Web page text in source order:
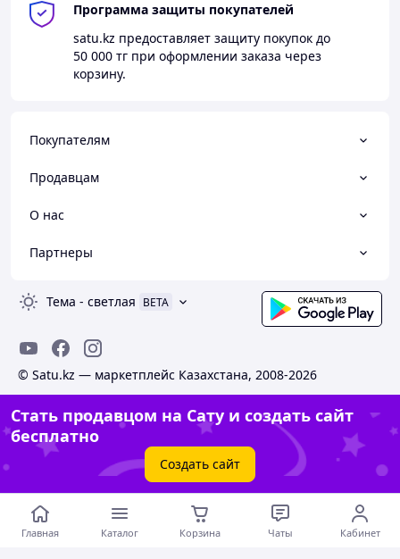
Программа защиты покупателей
satu.kz предоставляет защиту покупок до
50 000 тг при оформлении заказа через
корзину.
Покупателям
Продавцам
О нас
Партнеры
Тема - светлая BETA
© Satu.kz — маркетплейс Казахстана, 2008-2026
Стать продавцом на Сату и создать сайт
бесплатно
Создать сайт
Главная Каталог Корзина Чаты Кабинет